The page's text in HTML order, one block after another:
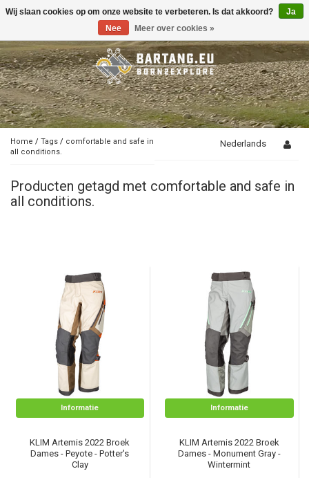
Toggle
Home / Tags / comfortable and safe in
all conditions.
Nederlands
Producten getagd met comfortable and safe in
all conditions.
Informatie
KLIM Artemis 2022 Broek
Dames - Peyote - Potter's
Clay
Informatie
KLIM Artemis 2022 Broek
Dames - Monument Gray -
Wintermint
Wij slaan cookies op om onze website te verbeteren. Is dat akkoord?
Ja
Nee
Meer over cookies »